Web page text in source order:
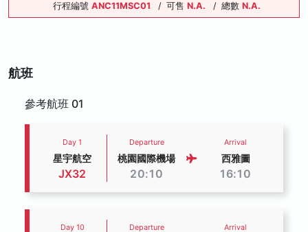
行程編號 ANC11MSC01 / 可售 N.A. / 總數 N.A.
航班
參考航班 01
Day 1
星宇航空
JX32
Departure
桃園國際機場
20:10
Arrival
西雅圖
16:10
Day 10 Departure Arrival